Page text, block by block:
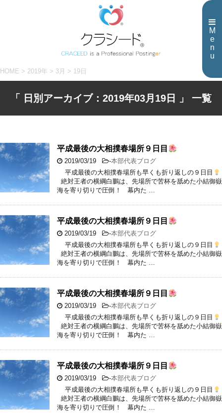
M
e
n
u
HOME > 2019年 > 3月 > 19日
「 日別アーカイブ：2019年03月19日 」 一覧
平成最後の大相撲春場所９日目
2019/03/19 -本部代表ブログ
平成最後の大相撲春場所も早くも折り返しの９日目
絶対王者の横綱白鵬は、先場所で苦杯を舐めた小結御嶽
海を寄り切りで圧倒！ 幕内た …
平成最後の大相撲春場所９日目
2019/03/19 -本部代表ブログ
平成最後の大相撲春場所も早くも折り返しの９日目
絶対王者の横綱白鵬は、先場所で苦杯を舐めた小結御嶽
海を寄り切りで圧倒！ 幕内た …
平成最後の大相撲春場所９日目
2019/03/19 -本部代表ブログ
平成最後の大相撲春場所も早くも折り返しの９日目
絶対王者の横綱白鵬は、先場所で苦杯を舐めた小結御嶽
海を寄り切りで圧倒！ 幕内た …
平成最後の大相撲春場所９日目
2019/03/19 -本部代表ブログ
平成最後の大相撲春場所も早くも折り返しの９日目
絶対王者の横綱白鵬は、先場所で苦杯を舐めた小結御嶽
海を寄り切りで圧倒！ 幕内た …